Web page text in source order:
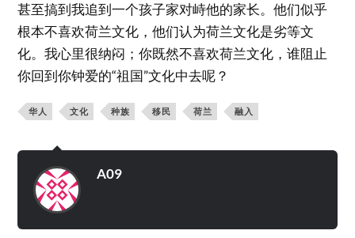
甚至搞到我追到一个孩子家对峙他的家长。他们似乎
根本不喜欢荷兰文化，他们认为荷兰文化是劣等文
化。我心里很纳闷；你既然不喜欢荷兰文化，谁阻止
你回到你钟爱的“祖国”文化中去呢？
华人 文化 种族 移民 荷兰 融入
A09